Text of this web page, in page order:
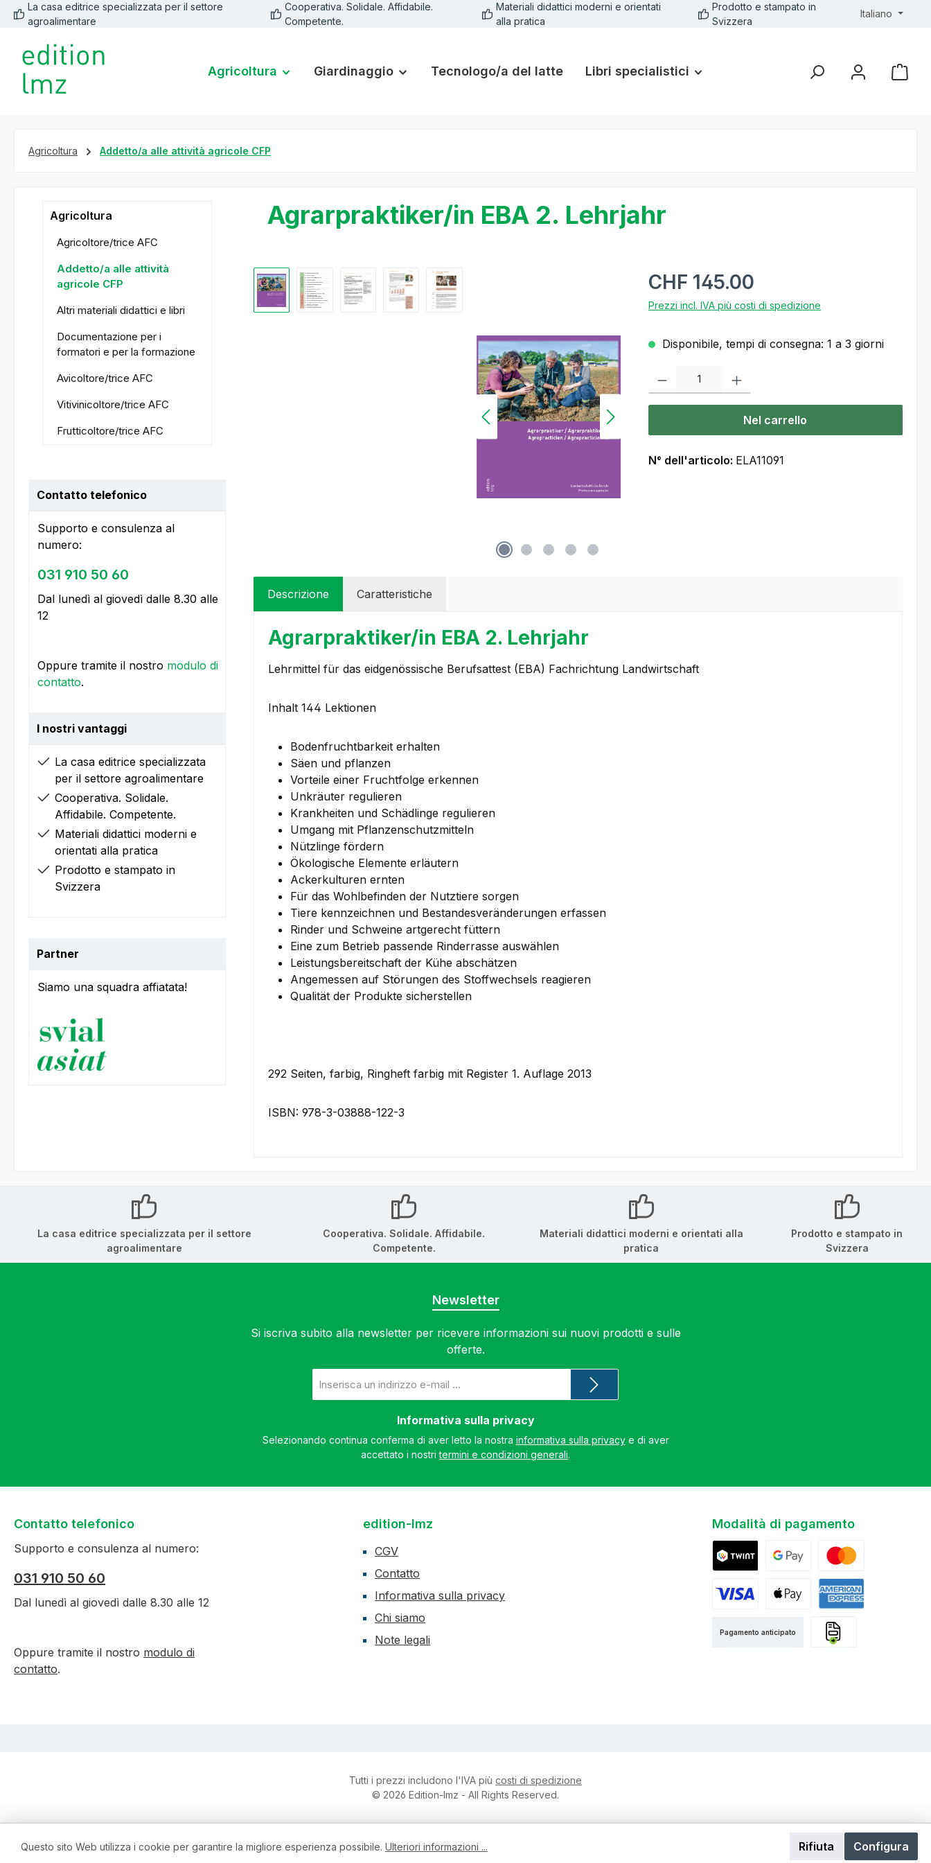
Passa alla navigazione principale
La casa editrice specializzata per il settore
agroalimentare
Cooperativa. Solidale. Affidabile.
Competente.
Materiali didattici moderni e orientati
alla pratica
Prodotto e stampato in
Svizzera
Italiano
Agricoltura Giardinaggio Tecnologo/a del latte Libri specialistici
Agricoltura Addetto/a alle attività agricole CFP
Agricoltura
Agricoltore/trice AFC
Addetto/a alle attività
agricole CFP
Altri materiali didattici e libri
Documentazione per i
formatori e per la formazione
Avicoltore/trice AFC
Vitivinicoltore/trice AFC
Frutticoltore/trice AFC
Contatto telefonico
Supporto e consulenza al
numero:
031 910 50 60
Dal lunedì al giovedì dalle 8.30 alle
12
Oppure tramite il nostro modulo di
contatto.
I nostri vantaggi
La casa editrice specializzata
per il settore agroalimentare
Cooperativa. Solidale.
Affidabile. Competente.
Materiali didattici moderni e
orientati alla pratica
Prodotto e stampato in
Svizzera
Partner
Siamo una squadra affiatata!
Agrarpraktiker/in EBA 2. Lehrjahr
Salta la galleria di immagini CHF 145.00
Prezzi incl. IVA più costi di spedizione
Disponibile, tempi di consegna: 1 a 3 giorni
Nel carrello
N° dell'articolo: ELA11091
Descrizione Caratteristiche
Agrarpraktiker/in EBA 2. Lehrjahr
Lehrmittel für das eidgenössische Berufsattest (EBA) Fachrichtung Landwirtschaft
Inhalt 144 Lektionen
Bodenfruchtbarkeit erhalten
Säen und pflanzen
Vorteile einer Fruchtfolge erkennen
Unkräuter regulieren
Krankheiten und Schädlinge regulieren
Umgang mit Pflanzenschutzmitteln
Nützlinge fördern
Ökologische Elemente erläutern
Ackerkulturen ernten
Für das Wohlbefinden der Nutztiere sorgen
Tiere kennzeichnen und Bestandesveränderungen erfassen
Rinder und Schweine artgerecht füttern
Eine zum Betrieb passende Rinderrasse auswählen
Leistungsbereitschaft der Kühe abschätzen
Angemessen auf Störungen des Stoffwechsels reagieren
Qualität der Produkte sicherstellen
292 Seiten, farbig, Ringheft farbig mit Register 1. Auflage 2013
ISBN: 978-3-03888-122-3
La casa editrice specializzata per il settore
agroalimentare
Cooperativa. Solidale. Affidabile.
Competente.
Materiali didattici moderni e orientati alla
pratica
Prodotto e stampato in
Svizzera
Newsletter
Si iscriva subito alla newsletter per ricevere informazioni sui nuovi prodotti e sulle
offerte.
e-
mail
Informativa sulla privacy
Selezionando continua conferma di aver letto la nostra informativa sulla privacye di aver
accettato i nostritermini e condizioni generali.
Contatto telefonico
Supporto e consulenza al numero:
031 910 50 60
Dal lunedì al giovedì dalle 8.30 alle 12
Oppure tramite il nostro modulo di
contatto.
edition-lmz
CGV
Contatto
Informativa sulla privacy
Chi siamo
Note legali
Modalità di pagamento
Google PayMastercard
Pagamento anticipato
Tutti i prezzi includono l'IVA più costi di spedizione
© 2026 Edition-lmz - All Rights Reserved.
Questo sito Web utilizza i cookie per garantire la migliore esperienza possibile. Ulteriori informazioni ... Rifiuta Configura